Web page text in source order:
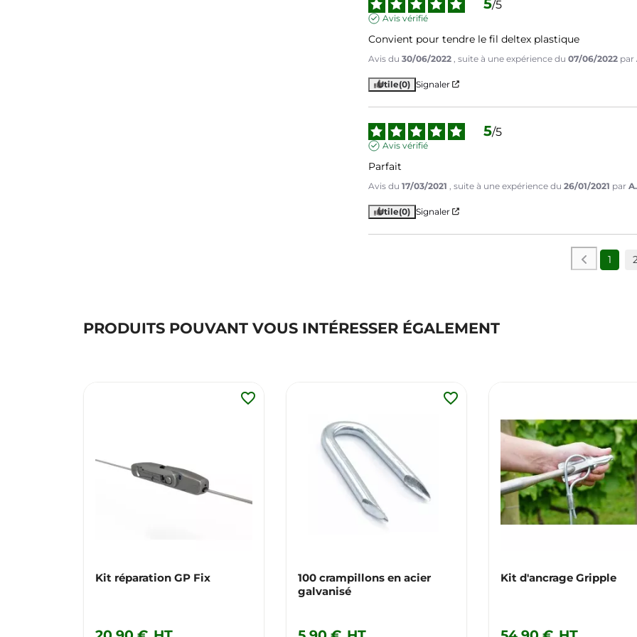
5/5
Avis vérifié
Convient pour tendre le fil deltex plastique
Avis du 30/06/2022 , suite à une expérience du 07/06/2022 par
Utile(0) Signaler
5/5
Avis vérifié
Parfait
Avis du 17/03/2021 , suite à une expérience du 26/01/2021 par
Utile(0) Signaler
1
PRODUITS POUVANT VOUS INTÉRESSER ÉGALEMENT
Kit réparation GP Fix
favorite_border
100 crampillons en acier
galvanisé
favorite_border
Kit d'ancrage Gripple